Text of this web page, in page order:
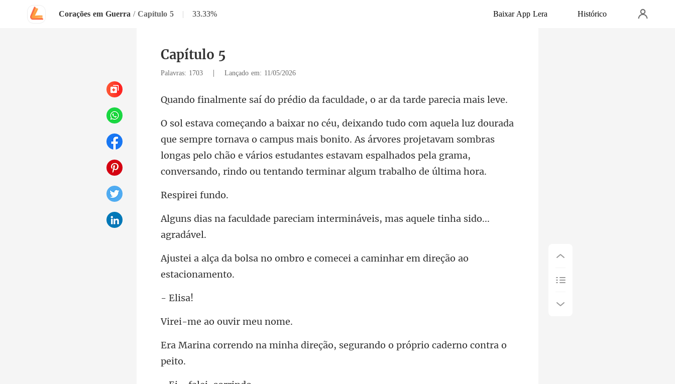
Corações em Guerra / Capítulo 5 | 33.33% Baixar App Lera Histórico
Capítulo 5
Palavras: 1703 | Lançado em: 11/05/2026
rédio da faculdade, o ar d
o campus mais bonito. As árvores projetavam sombras
longas pelo chão e vários estudantes estav
rei f
eciam intermináveis, mas aqu
ombro e comecei a caminhar
El
ao ouvir
a direção, segurando o próp